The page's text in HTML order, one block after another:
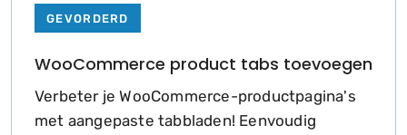
GEVORDERD
WooCommerce product tabs toevoegen
Verbeter je WooCommerce-productpagina's
met aangepaste tabbladen! Eenvoudig